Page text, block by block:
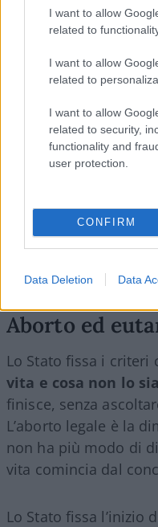
I want to allow
related to
I want to allow
related to
I want to allow
related to security,
functionality and
user protection.
CONFIRM
Data Deletion Data
anni la Chiesa è
pretesto della
come, persino come
dire nelle omelie,
Ed anche in Italia
democratico
la messa e portano
stessi hanno
patologica,
regole liturgiche.
Aborto ed
Lo Stato fissa i criteri
vita e cosa non lo sia
finisce, senza
L’aborto legale è la
non ha più modo di
vita comincia dal
Lo Stato fissa